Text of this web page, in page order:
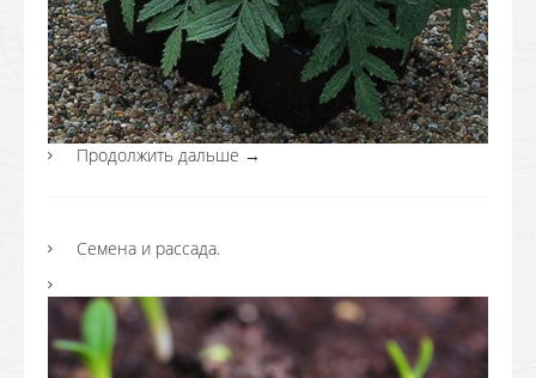
Продолжить дальше →
Семена и рассада.